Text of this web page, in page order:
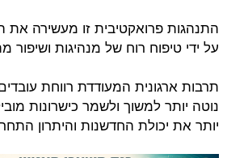
התנהגות פרואקטיבית זו מעשירה את
על ידי טיפוח רוח של מנהיגות ושיפור
תרבות ארגונית המעודדת רווחת
נוטה יותר למשוך ולשמר כישרונות
יותר את יכולת החדשנות והיתרון